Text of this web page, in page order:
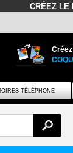
CRÉEZ LE
TÉLÉPHONE